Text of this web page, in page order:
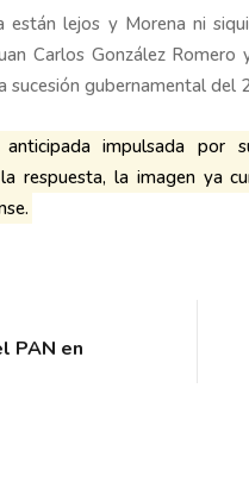
lejos y Morena ni
Carlos González
sucesión gubernamental del
impulsada por
respuesta, la imagen ya
PAN en